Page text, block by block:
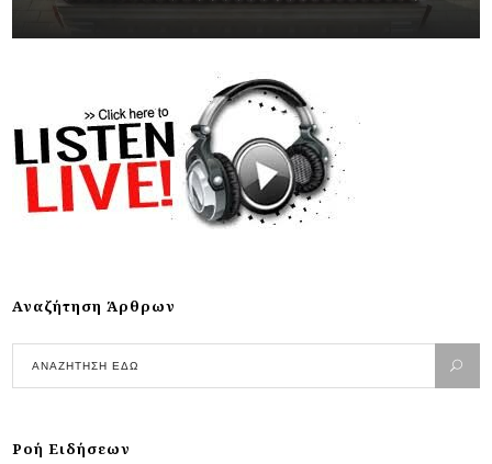
Αναζήτηση Άρθρων
Ροή Ειδήσεων